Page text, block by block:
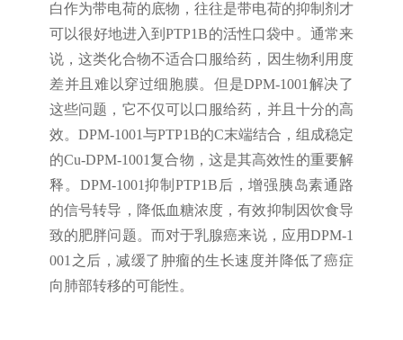
白作为带电荷的底物，往往是带电荷的抑制剂才
可以很好地进入到PTP1B的活性口袋中。通常来
说，这类化合物不适合口服给药，因生物利用度
差并且难以穿过细胞膜。但是DPM-1001解决了
这些问题，它不仅可以口服给药，并且十分的高
效。DPM-1001与PTP1B的C末端结合，组成稳定
的Cu-DPM-1001复合物，这是其高效性的重要解
释。DPM-1001抑制PTP1B后，增强胰岛素通路
的信号转导，降低血糖浓度，有效抑制因饮食导
致的肥胖问题。而对于乳腺癌来说，应用DPM-1
001之后，减缓了肿瘤的生长速度并降低了癌症
向肺部转移的可能性。